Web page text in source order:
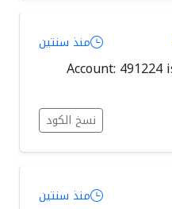
منذ سنتين
Account: 491224
نسخ الكود
منذ سنتين